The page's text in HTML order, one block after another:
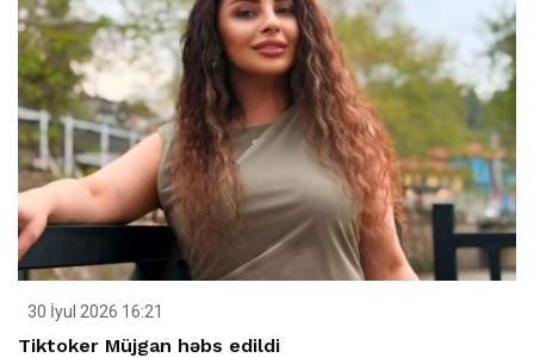
30 İyul 2026 16:21
Tiktoker Müjgan həbs edildi